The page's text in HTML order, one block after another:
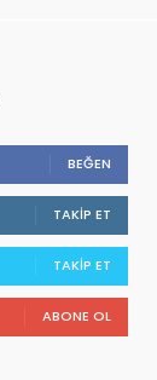
BEĞEN
TAKIP ET
TAKIP ET
ABONE OL